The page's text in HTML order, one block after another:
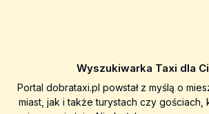
Wyszukiwarka Taxi dla
Portal dobrataxi.pl powstał z myślą o
miast, jak i także turystach czy gościach,